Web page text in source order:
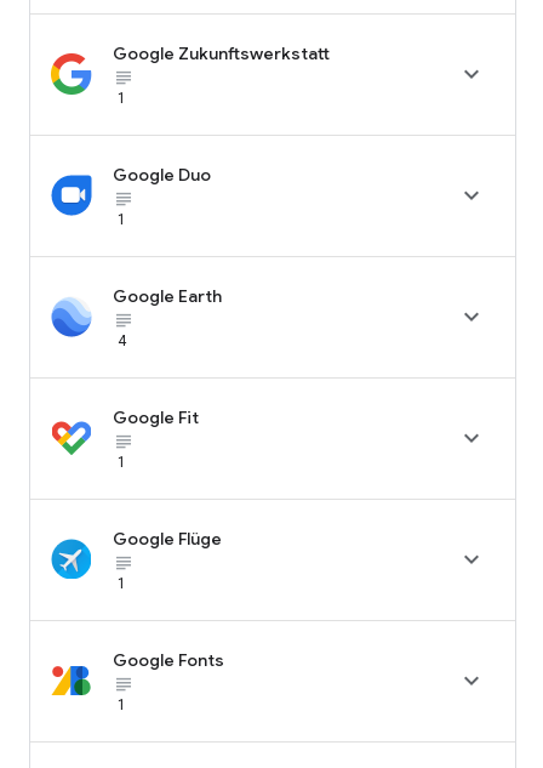
Google Zukunftswerkstatt
subject_black
1

Google Duo
subject_black
1

Google Earth
subject_black
4

Google Fit
subject_black
1

Google Flüge
subject_black
1

Google Fonts
subject_black
1
